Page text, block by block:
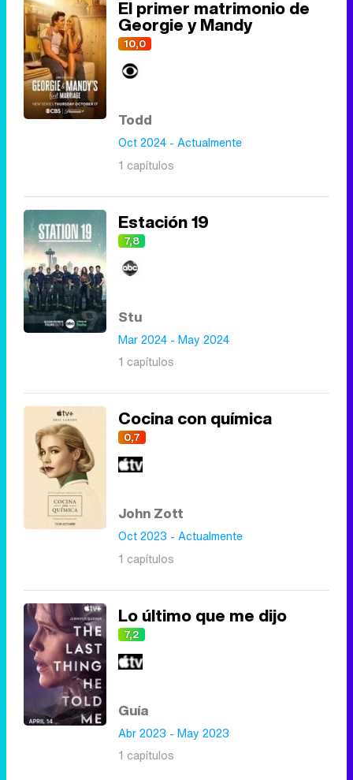
El primer matrimonio de
Georgie y Mandy
10,0
Todd
Oct 2024 - Actualmente
1 capítulos
Estación 19
7,8
Stu
Mar 2024 - May 2024
1 capítulos
Cocina con química
0,7
John Zott
Oct 2023 - Actualmente
1 capítulos
Lo último que me dijo
7,2
Guía
Abr 2023 - May 2023
1 capítulos